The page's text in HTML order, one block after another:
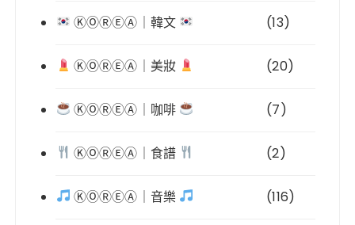
ⓀⓄⓇⒺⒶ｜韓文 (13)
ⓀⓄⓇⒺⒶ｜美妝 (20)
ⓀⓄⓇⒺⒶ｜咖啡 (7)
ⓀⓄⓇⒺⒶ｜食譜 (2)
ⓀⓄⓇⒺⒶ｜音樂 (116)